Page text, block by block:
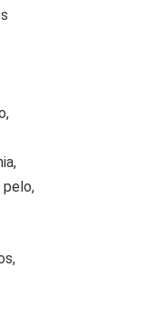
pelo,